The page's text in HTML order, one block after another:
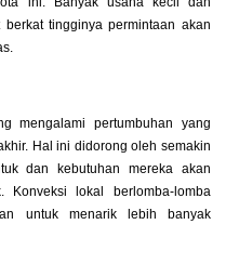
tingginya permintaan akan
mengalami pertumbuhan yang
Hal ini didorong oleh semakin
dan kebutuhan mereka akan
Konveksi lokal berlomba-lomba
untuk menarik lebih banyak